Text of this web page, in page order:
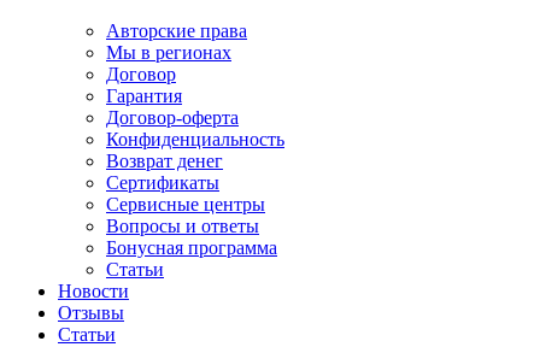
Авторские права
Мы в регионах
Договор
Гарантия
Договор-оферта
Конфиденциальность
Возврат денег
Сертификаты
Сервисные центры
Вопросы и ответы
Бонусная программа
Статьи
Новости
Отзывы
Статьи